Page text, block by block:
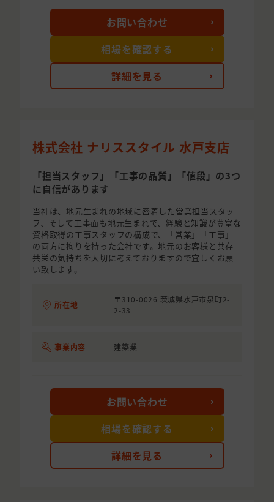
詳細を見る
お問い合わせ
相場を確認する
株式会社 ナリススタイル 水戸支店
「担当スタッフ」「工事の品質」「値段」の3つ
に自信があります
当社は、地元生まれの地域に密着した営業担当スタッ
フ、そして工事面も地元生まれで、経験と知識が豊富な
資格取得の工事スタッフの構成で、「営業」「工事」
の両方に拘りを持った会社です。地元のお客様と共存
共栄の気持ちを大切に考えておりますので宜しくお願
い致します。
所在地
〒310-0026 茨城県水戸市泉町2-
2-33
事業内容 建築業
詳細を見る
お問い合わせ
相場を確認する